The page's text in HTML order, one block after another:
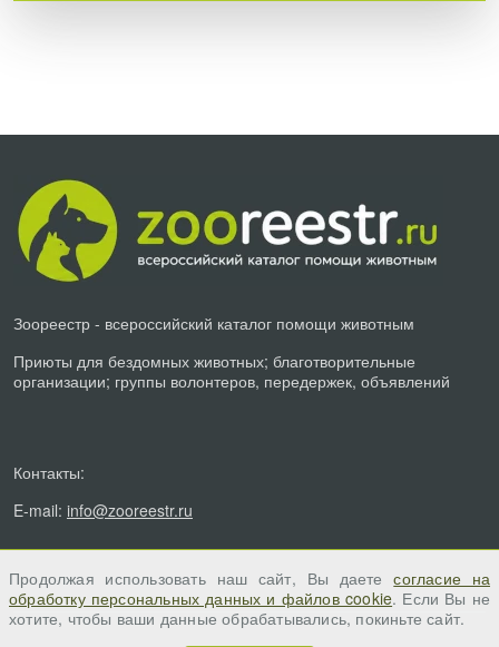
Зоореестр - всероссийский каталог помощи животным
Приюты для бездомных животных; благотворительные
организации; группы волонтеров, передержек, объявлений
Контакты:
E-mail: info@zooreestr.ru
Продолжая использовать наш сайт, Вы даетесогласие на
обработку персональных данных и файлов cookie. Если Вы не
хотите, чтобы ваши данные обрабатывались, покиньте сайт.